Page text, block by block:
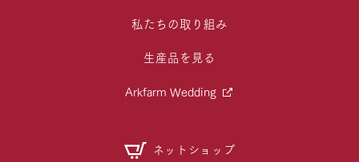
私たちの取り組み
生産品を見る
Arkfarm Wedding
ネットショップ